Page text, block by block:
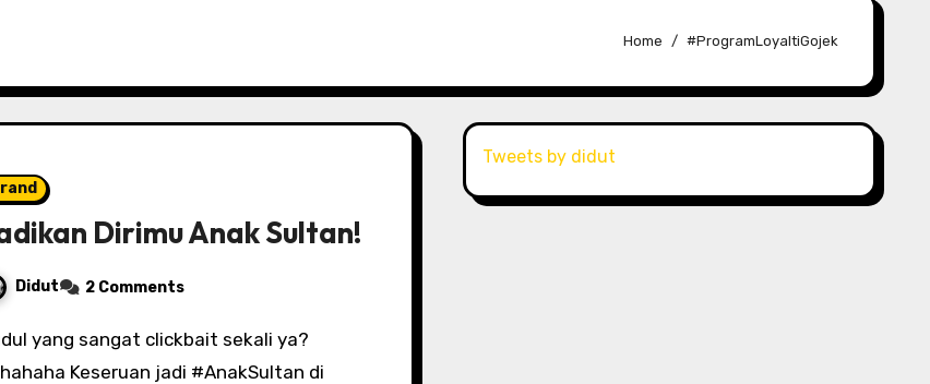
Home #ProgramLoyaltiGojek
Dirimu Anak Sultan!
Didut 2 Comments
Keseruan jadi #AnakSultan di
Tweets by didut